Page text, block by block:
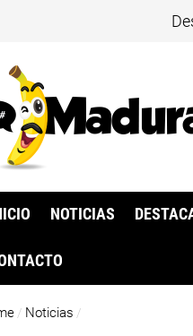
NOTICIAS
/ Noticias /